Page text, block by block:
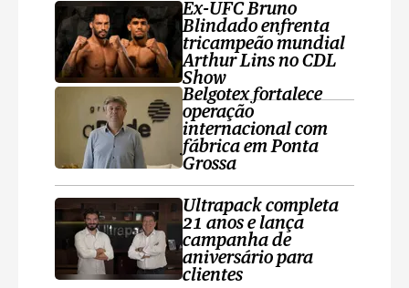
Ex-UFC Bruno
Blindado enfrenta
tricampeão mundial
Arthur Lins no CDL
Show
Belgotex fortalece
operação
internacional com
fábrica em Ponta
Grossa
Ultrapack completa
21 anos e lança
campanha de
aniversário para
clientes